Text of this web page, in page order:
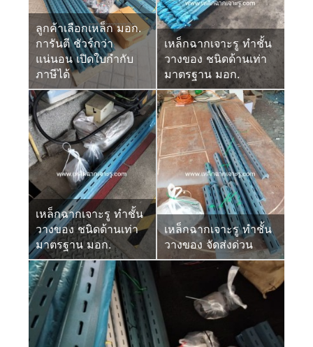
ลูกค้าเลือกเหล็ก มอก.
การันตี ชัวร์กว่า
แน่นอน เปิดใบกำกับ
ภาษีได้
เหล็กฉากเจาะรู ทำชั้น
วางของ ชนิดด้านเท่า
มาตรฐาน มอก.
เหล็กฉากเจาะรู ทำชั้น
วางของ ชนิดด้านเท่า
มาตรฐาน มอก.
เหล็กฉากเจาะรู ทำชั้น
วางของ จัดส่งด่วน